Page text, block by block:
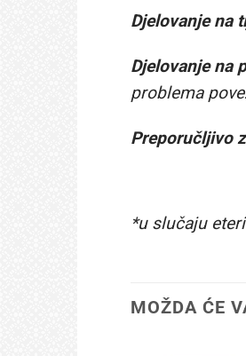
Djelovanje na
Djelovanje na
problema
Preporučljivo
*u slučaju
MOŽDA ĆE